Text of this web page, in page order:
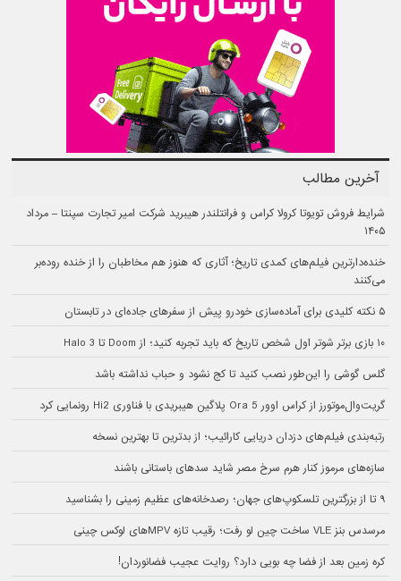
آخرین مطالب
شرایط فروش تویوتا کرولا کراس و فرانتلندر هیبرید شرکت امیر تجارت سپنتا – مرداد
۱۴۰۵
خنده‌دارترین فیلم‌های کمدی تاریخ؛ آثاری که هنوز هم مخاطبان را از خنده روده‌بر
می‌کنند
۵ نکته کلیدی برای آماده‌سازی خودرو پیش از سفرهای جاده‌ای در تابستان
۱۰ بازی برتر شوتر اول شخص تاریخ که باید تجربه کنید؛ از Doom تا Halo 3
گلس گوشی را این‌طور نصب کنید تا کج نشود و حباب نداشته باشد
گریت‌وال‌موتورز از کراس اوور Ora 5 پلاگین هیبریدی با فناوری Hi2 رونمایی کرد
رتبه‌بندی فیلم‌های دزدان دریایی کارائیب؛ از بدترین تا بهترین نسخه
سازه‌های مرموز کنار هرم سرخ مصر شاید سدهای باستانی باشند
۹ تا از بزرگترین تلسکوپ‌های جهان؛ رصدخانه‌های عظیم زمینی را بشناسید
مرسدس بنز VLE ساخت چین لو رفت؛ رقیب تازه MPVهای لوکس چینی
کره زمین بعد از فضا چه بویی دارد؟ روایت عجیب فضانوردان!